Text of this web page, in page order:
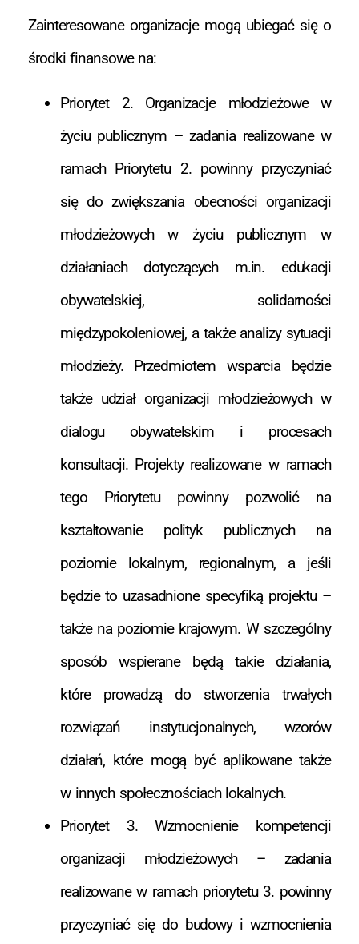
Zainteresowane organizacje mogą ubiegać się o
środki finansowe na:
Priorytet 2. Organizacje młodzieżowe w
życiu publicznym – zadania realizowane w
ramach Priorytetu 2. powinny przyczyniać
się do zwiększania obecności organizacji
młodzieżowych w życiu publicznym w
działaniach dotyczących m.in. edukacji
obywatelskiej, solidarności
międzypokoleniowej, a także analizy sytuacji
młodzieży. Przedmiotem wsparcia będzie
także udział organizacji młodzieżowych w
dialogu obywatelskim i procesach
konsultacji. Projekty realizowane w ramach
tego Priorytetu powinny pozwolić na
kształtowanie polityk publicznych na
poziomie lokalnym, regionalnym, a jeśli
będzie to uzasadnione specyfiką projektu –
także na poziomie krajowym. W szczególny
sposób wspierane będą takie działania,
które prowadzą do stworzenia trwałych
rozwiązań instytucjonalnych, wzorów
działań, które mogą być aplikowane także
w innych społecznościach lokalnych.
Priorytet 3. Wzmocnienie kompetencji
organizacji młodzieżowych – zadania
realizowane w ramach priorytetu 3. powinny
przyczyniać się do budowy i wzmocnienia